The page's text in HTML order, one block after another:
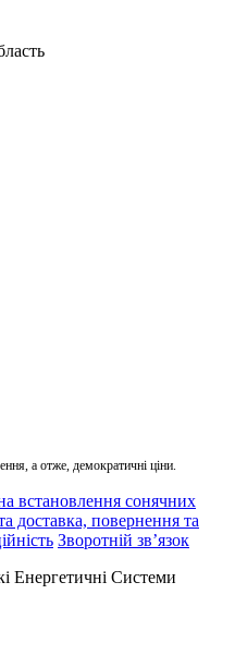
а отже, демократичні ціни.
встановлення сонячних
доставка, повернення та
Зворотній зв’язок
Енергетичні Системи